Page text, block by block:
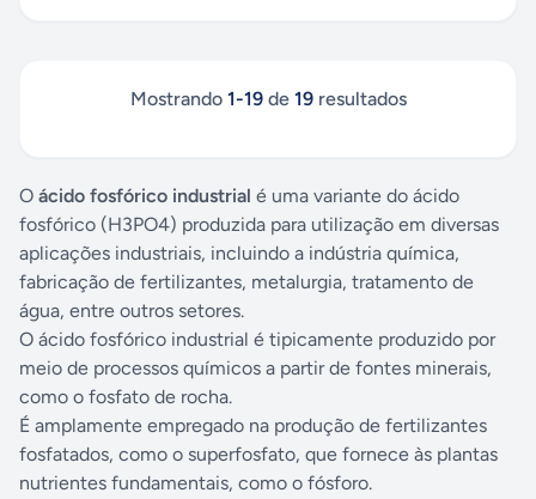
Mostrando 1-19de 19resultados
O ácido fosfórico industrial é uma variante do ácido
fosfórico (H3PO4) produzida para utilização em diversas
aplicações industriais, incluindo a indústria química,
fabricação de fertilizantes, metalurgia, tratamento de
água, entre outros setores.
O ácido fosfórico industrial é tipicamente produzido por
meio de processos químicos a partir de fontes minerais,
como o fosfato de rocha.
É amplamente empregado na produção de fertilizantes
fosfatados, como o superfosfato, que fornece às plantas
nutrientes fundamentais, como o fósforo.